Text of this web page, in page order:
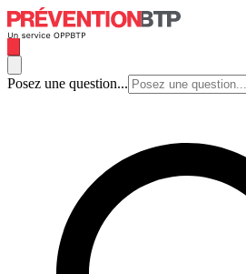
Posez une question...